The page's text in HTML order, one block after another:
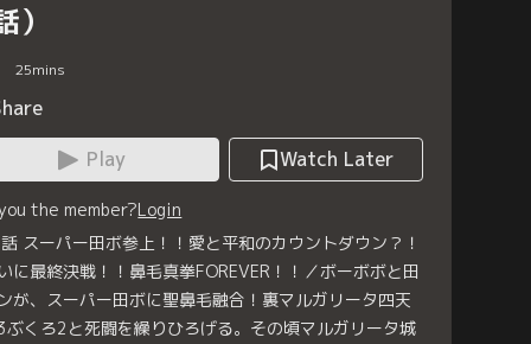
）
25mins
Play
Watch Later
the member?Login
スーパー田ボ参上！！愛と平和のカウントダウン？！
に最終決戦！！鼻毛真拳FOREVER！！／ボーボボと田
が、スーパー田ボに聖鼻毛融合！裏マルガリータ四天
ぶくろ2と死闘を繰りひろげる。その頃マルガリータ城